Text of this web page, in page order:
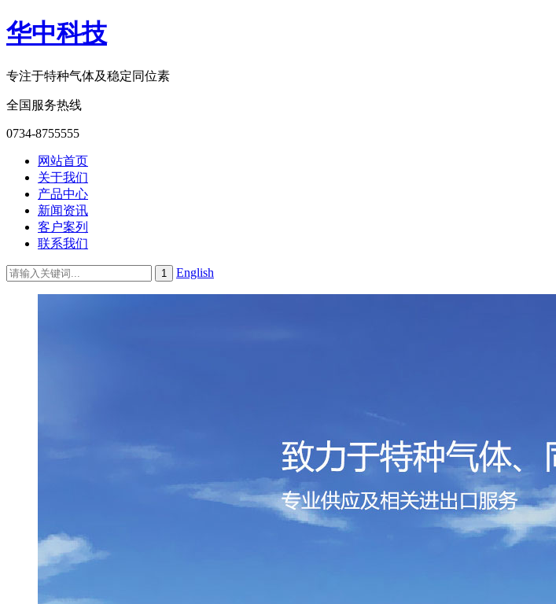
华中科技
专注于特种气体及稳定同位素
全国服务热线
0734-8755555
网站首页
关于我们
产品中心
新闻资讯
客户案列
联系我们
English